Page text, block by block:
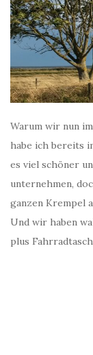
Warum wir nun
habe ich bereits
es viel schöner
unternehmen,
ganzen Krempel
Und wir haben
plus